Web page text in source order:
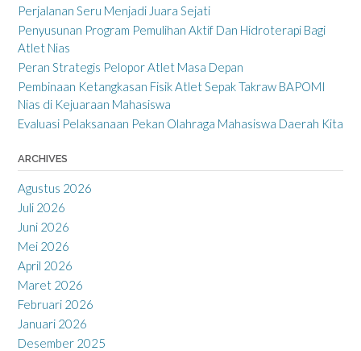
Perjalanan Seru Menjadi Juara Sejati
Penyusunan Program Pemulihan Aktif Dan Hidroterapi Bagi
Atlet Nias
Peran Strategis Pelopor Atlet Masa Depan
Pembinaan Ketangkasan Fisik Atlet Sepak Takraw BAPOMI
Nias di Kejuaraan Mahasiswa
Evaluasi Pelaksanaan Pekan Olahraga Mahasiswa Daerah Kita
ARCHIVES
Agustus 2026
Juli 2026
Juni 2026
Mei 2026
April 2026
Maret 2026
Februari 2026
Januari 2026
Desember 2025